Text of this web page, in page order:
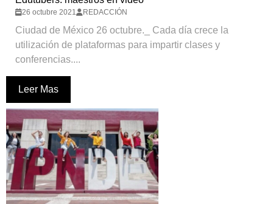
26 octubre 2021 REDACCIÓN
Ciudad de México 26 octubre._ Cada día crece la
utilización de plataformas para impartir clases y
conferencias....
Leer Mas